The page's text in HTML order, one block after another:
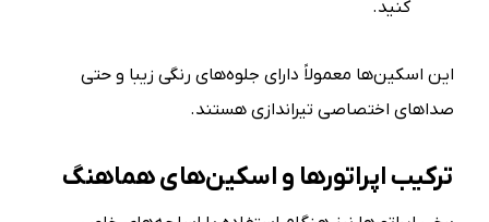
کنید.
این اسکین‌ها معمولاً دارای جلوه‌های رنگی زیبا و حتی
صداهای اختصاصی تیراندازی هستند.
ترکیب اپراتورها و اسکین‌های هماهنگ